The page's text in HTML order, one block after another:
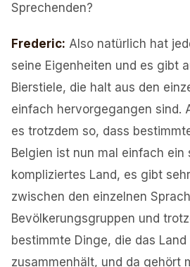
Sprechenden?
Frederic: Also natürlich hat
seine Eigenheiten und es gibt
Bierstiele, die halt aus den
einfach hervorgegangen sind.
es trotzdem so, dass
Belgien ist nun mal einfach ein
kompliziertes Land, es gibt
zwischen den einzelnen
Bevölkerungsgruppen und
bestimmte Dinge, die das
zusammenhält, und da gehört